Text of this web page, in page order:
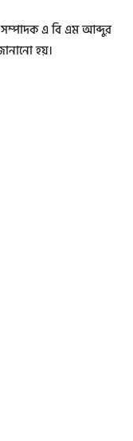
সম্পাদক এ বি এম আব্দুর
হয়।